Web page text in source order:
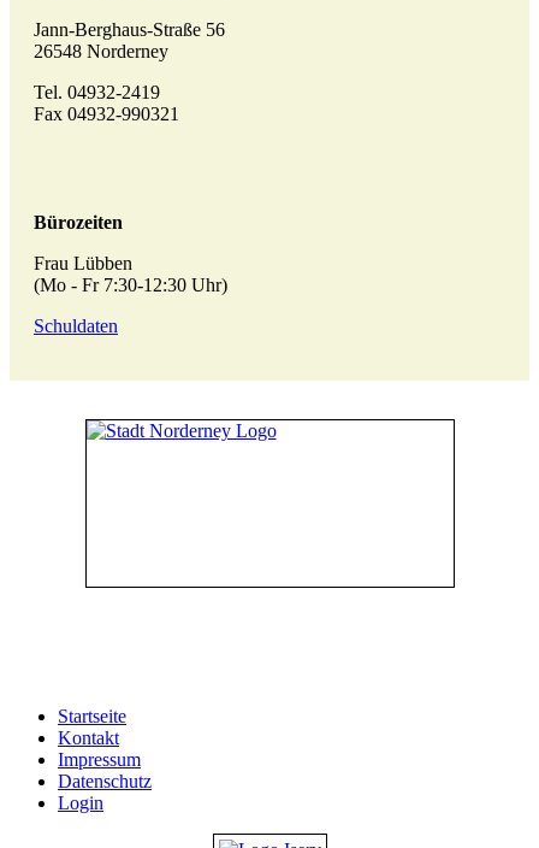
Jann-Berghaus-Straße 56
26548 Norderney
Tel. 04932-2419
Fax 04932-990321
Bürozeiten
Frau Lübben
(Mo - Fr 7:30-12:30 Uhr)
Schuldaten
Startseite
Kontakt
Impressum
Datenschutz
Login